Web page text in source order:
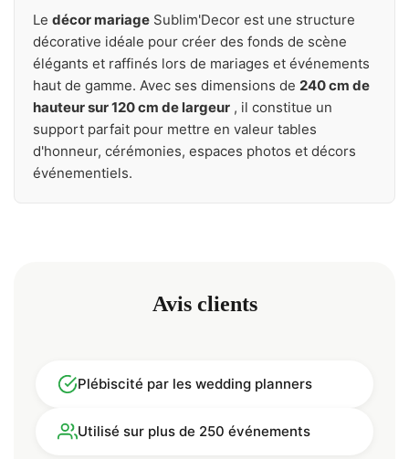
Le décor mariage Sublim'Decor est une structure
décorative idéale pour créer des fonds de scène
élégants et raffinés lors de mariages et événements
haut de gamme. Avec ses dimensions de 240 cm de
hauteur sur 120 cm de largeur , il constitue un
support parfait pour mettre en valeur tables
d'honneur, cérémonies, espaces photos et décors
événementiels.
Avis clients
Plébiscité par les wedding planners
Utilisé sur plus de 250 événements